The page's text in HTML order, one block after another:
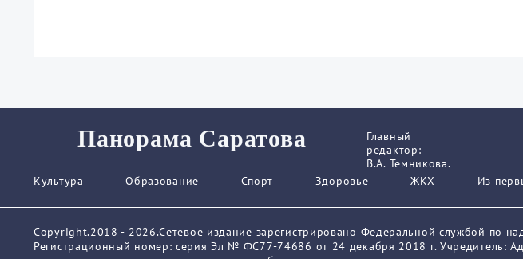
Панорама Саратова
Главный
редактор:
В.А. Темникова.
Культура Образование Спорт Здоровье ЖКХ Из
Copyright.2018 - 2026.Сетевое издание зарегистрировано Федеральной службой по
Регистрационный номер: серия Эл № ФС77-74686 от 24 декабря 2018 г. Учредитель: